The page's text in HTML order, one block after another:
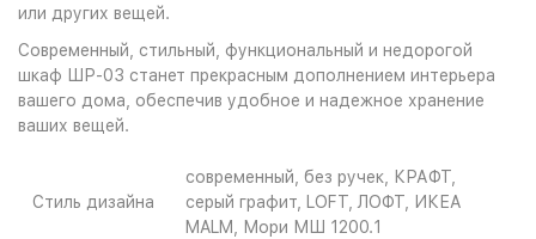
или других вещей.
Современный, стильный, функциональный и недорогой
шкаф ШР-03 станет прекрасным дополнением интерьера
вашего дома, обеспечив удобное и надежное хранение
ваших вещей.
Стиль дизайна
современный, без ручек, КРАФТ,
серый графит, LOFT, ЛОФТ, ИКЕА
MALM, Мори МШ 1200.1